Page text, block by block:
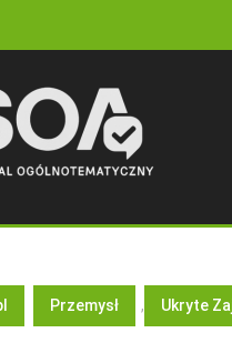
Przemysł , Ukryte